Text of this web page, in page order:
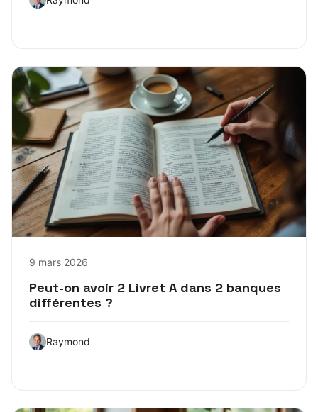
9 mars 2026
Peut-on avoir 2 Livret A dans 2 banques
différentes ?
Raymond